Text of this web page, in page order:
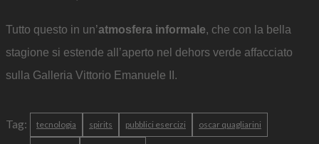
Tutto questo in un’atmosfera informale, che con la bella
stagione si estende all’aperto nel dehors verde affacciato
sulla Galleria Vittorio Emanuele II.
Tag: tecnologia spirits pubblici esercizi oscar quagliarini